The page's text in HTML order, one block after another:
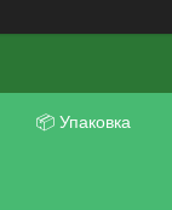
📦 Упаковка